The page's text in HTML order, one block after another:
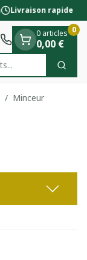
Livraison rapide
0 articles
0,00 €
0
/ Minceur